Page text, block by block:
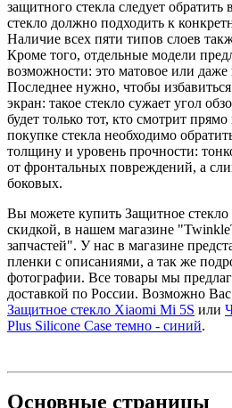
защитного стекла следует
стекло должно подходить к
Наличие всех пяти типов слоев
Кроме того, отдельные модели
возможности: это матовое или
Последнее нужно, чтобы
экран: такое стекло сужает угол
будет только тот, кто смотрит
покупке стекла необходимо
толщину и уровень прочности:
от фронтальных повреждений, а
боковых.
Вы можете купить Защитное
скидкой, в нашем магазине
запчастей". У нас в магазине
пленки с описаниями, а так же
фотографии. Все товары мы
доставкой по России. Возможно
Защитное стекло Xiaomi Mi 5S или
Plus Silicone Case темно - синий.
Основные страницы